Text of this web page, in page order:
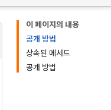
이 페이지의 내용
공개 방법
상속된 메서드
공개 방법